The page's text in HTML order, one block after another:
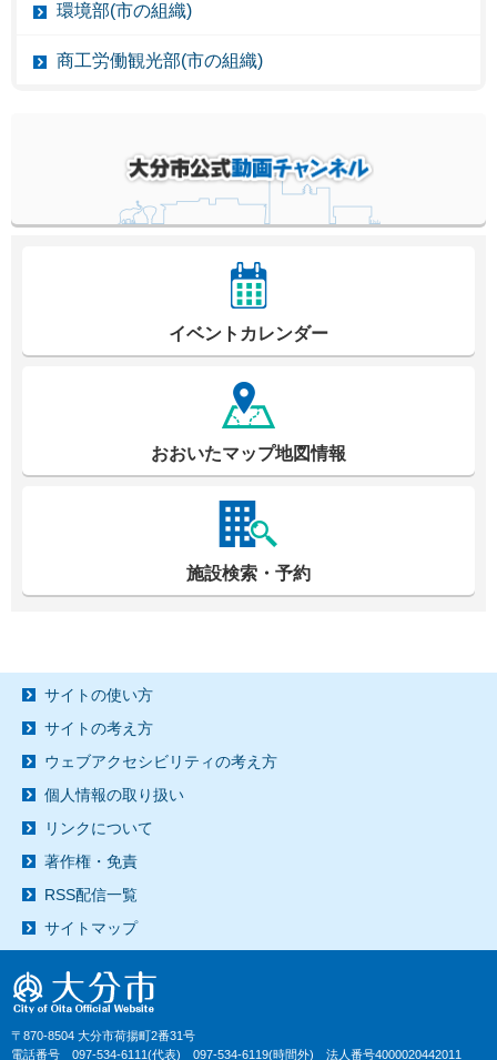
環境部(市の組織)
商工労働観光部(市の組織)
イベントカレンダー
おおいたマップ地図情報
施設検索・予約
サイトの使い方
サイトの考え方
ウェブアクセシビリティの考え方
個人情報の取り扱い
リンクについて
著作権・免責
RSS配信一覧
サイトマップ
〒870-8504 大分市荷揚町2番31号
電話番号 097-534-6111(代表) 097-534-6119(時間外) 法人番号4000020442011